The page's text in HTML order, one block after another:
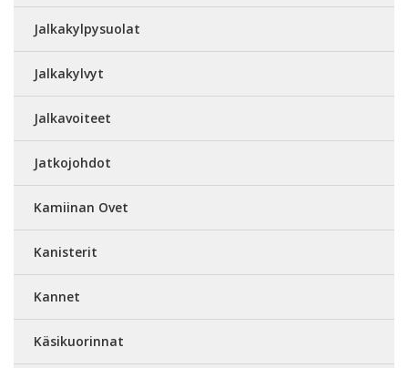
Jalkakylpysuolat
Jalkakylvyt
Jalkavoiteet
Jatkojohdot
Kamiinan Ovet
Kanisterit
Kannet
Käsikuorinnat